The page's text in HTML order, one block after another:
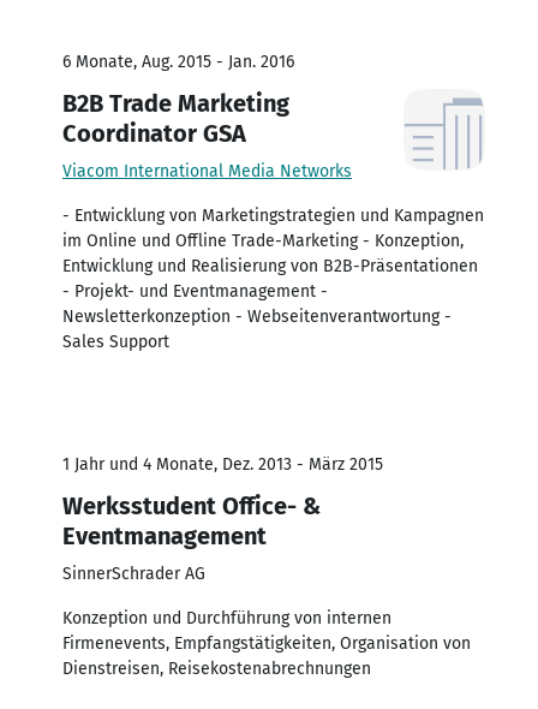
6 Monate, Aug. 2015 - Jan. 2016
B2B Trade Marketing
Coordinator GSA
Viacom International Media Networks
- Entwicklung von Marketingstrategien und Kampagnen
im Online und Offline Trade-Marketing - Konzeption,
Entwicklung und Realisierung von B2B-Präsentationen
- Projekt- und Eventmanagement -
Newsletterkonzeption - Webseitenverantwortung -
Sales Support
1 Jahr und 4 Monate, Dez. 2013 - März 2015
Werksstudent Office- &
Eventmanagement
SinnerSchrader AG
Konzeption und Durchführung von internen
Firmenevents, Empfangstätigkeiten, Organisation von
Dienstreisen, Reisekostenabrechnungen